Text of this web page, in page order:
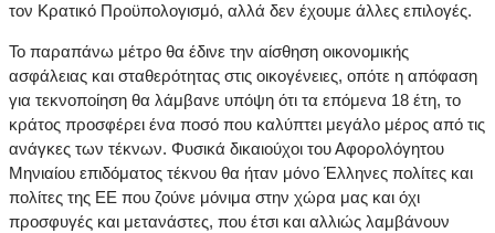
τον Κρατικό Προϋπολογισμό, αλλά δεν έχουμε άλλες επιλογές.
Το παραπάνω μέτρο θα έδινε την αίσθηση οικονομικής
ασφάλειας και σταθερότητας στις οικογένειες, οπότε η απόφαση
για τεκνοποίηση θα λάμβανε υπόψη ότι τα επόμενα 18 έτη, το
κράτος προσφέρει ένα ποσό που καλύπτει μεγάλο μέρος από τις
ανάγκες των τέκνων. Φυσικά δικαιούχοι του Αφορολόγητου
Μηνιαίου επιδόματος τέκνου θα ήταν μόνο Έλληνες πολίτες και
πολίτες της ΕΕ που ζούνε μόνιμα στην χώρα μας και όχι
προσφυγές και μετανάστες, που έτσι και αλλιώς λαμβάνουν